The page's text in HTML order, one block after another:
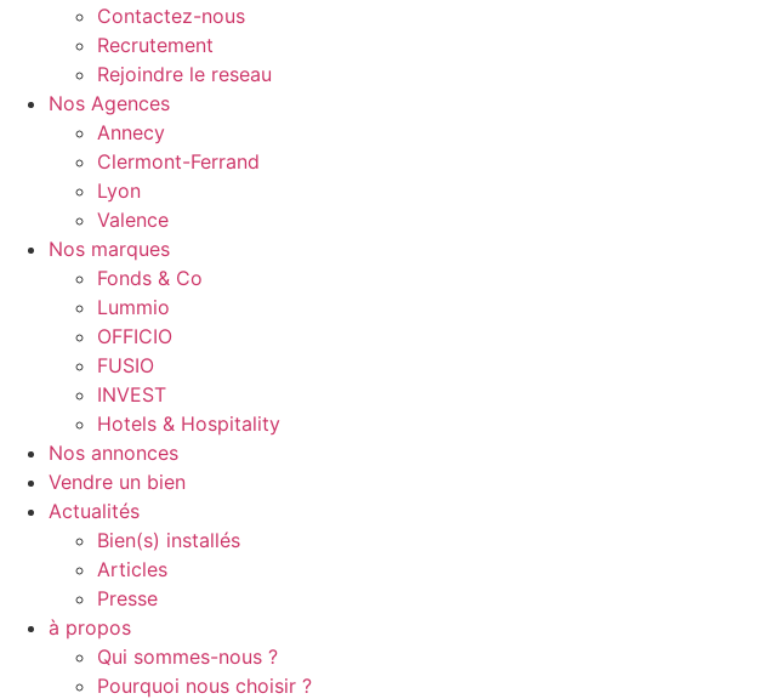
Contactez-nous
Recrutement
Rejoindre le reseau
Nos Agences
Annecy
Clermont-Ferrand
Lyon
Valence
Nos marques
Fonds & Co
Lummio
OFFICIO
FUSIO
INVEST
Hotels & Hospitality
Nos annonces
Vendre un bien
Actualités
Bien(s) installés
Articles
Presse
à propos
Qui sommes-nous ?
Pourquoi nous choisir ?